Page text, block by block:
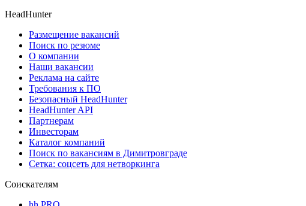
HeadHunter
Размещение вакансий
Поиск по резюме
О компании
Наши вакансии
Реклама на сайте
Требования к ПО
Безопасный HeadHunter
HeadHunter API
Партнерам
Инвесторам
Каталог компаний
Поиск по вакансиям в Димитровграде
Сетка: соцсеть для нетворкинга
Соискателям